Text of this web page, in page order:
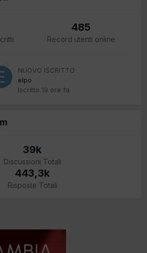
485
Record utenti online
NUOVO ISCRITTO
elpo
Iscritto 19 ore fa
39k
Discussioni Totali
443,3k
Risposte Totali